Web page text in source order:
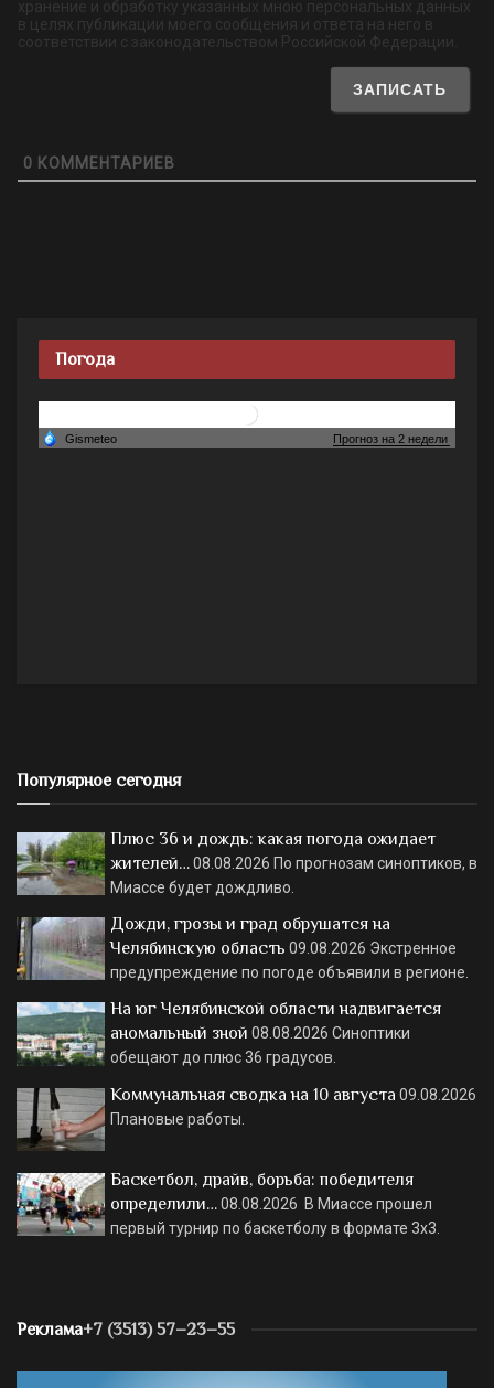
хранение и обработку указанных мною персональных данных
в целях публикации моего сообщения и ответа на него в
соответствии с законодательством Российской Федерации.
0 КОММЕНТАРИЕВ
Погода
Популярное сегодня
Плюс 36 и дождь: какая погода ожидает
жителей…08.08.2026 По прогнозам синоптиков, в
Миассе будет дождливо.
Дожди, грозы и град обрушатся на
Челябинскую область 09.08.2026 Экстренное
предупреждение по погоде объявили в регионе.
На юг Челябинской области надвигается
аномальный зной 08.08.2026 Синоптики
обещают до плюс 36 градусов.
Коммунальная сводка на 10 августа 09.08.2026
Плановые работы.
Баскетбол, драйв, борьба: победителя
определили…08.08.2026 В Миассе прошел
первый турнир по баскетболу в формате 3х3.
Реклама+7 (3513) 57–23–55